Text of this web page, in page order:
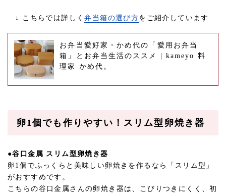
↓ こちらでは詳しく弁当箱の選び方をご紹介しています
お弁当愛好家・かめ代の「愛用お弁当
箱」とお弁当生活のススメ | kameyo 料
理家 かめ代。
卵1個でも作りやすい！スリム型卵焼き器
●谷口金属 スリム型卵焼き器
卵1個でふっくらと美味しい卵焼きを作るなら「スリム型」
がおすすめです。
こちらの谷口金属さんの卵焼き器は、こびりつきにくく、初